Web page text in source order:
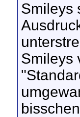
Smileys
Smileys